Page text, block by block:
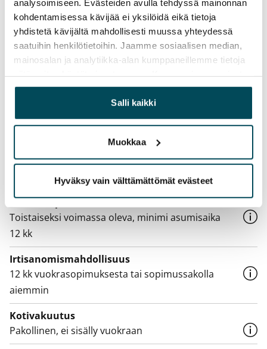
analysoimiseen. Evästeiden avulla tehdyssä mainonnan
kohdentamisessa kävijää ei yksilöidä eikä tietoja
yhdistetä kävijältä mahdollisesti muussa yhteydessä
saatuihin henkilötietoihin. Jaamme sosiaalisen median,
mainosalan ja analytiikka-alan kumppaneillemme tietoja
yhdistää näitä tietoja muihin tietoihin, joita olet antanut
heille tai joita on kerätty, kun olet käyttänyt heidän
palvelujaan.
Salli kaikki
Muokkaa
Hyväksy vain välttämättömät evästeet
Sopimus ja maksut
Vapautuminen
Vapautumassa 1.9.
Vuokra
Vuokravakuus
0 €, (yrityksille min. 1 kk vuokra)
Vuokrasopimus
Toistaiseksi voimassa oleva, minimi asumisaika
12 kk
Irtisanomis­mahdollisuus
12 kk vuokrasopimuksesta tai sopimussakolla
aiemmin
Kotivakuutus
Pakollinen, ei sisälly vuokraan